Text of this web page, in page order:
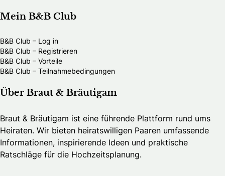
Mein B&B Club
B&B Club – Log in
B&B Club – Registrieren
B&B Club – Vorteile
B&B Club – Teilnahmebedingungen
Über Braut & Bräutigam
Braut & Bräutigam ist eine führende Plattform rund ums
Heiraten. Wir bieten heiratswilligen Paaren umfassende
Informationen, inspirierende Ideen und praktische
Ratschläge für die Hochzeitsplanung.